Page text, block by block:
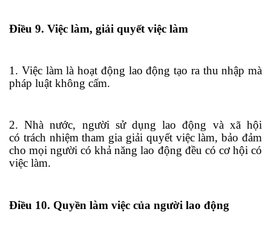
Điều 9. Việc làm, giải quyết việc làm
1. Việc làm là hoạt động lao động tạo ra thu nhập mà
pháp luật không cấm.
2. Nhà nước, người sử dụng lao động và xã hội
có trách nhiệm tham gia giải quyết việc làm, bảo đảm
cho mọi người có khả năng lao động đều có cơ hội có
việc làm.
Điều 10. Quyền làm việc của người lao động